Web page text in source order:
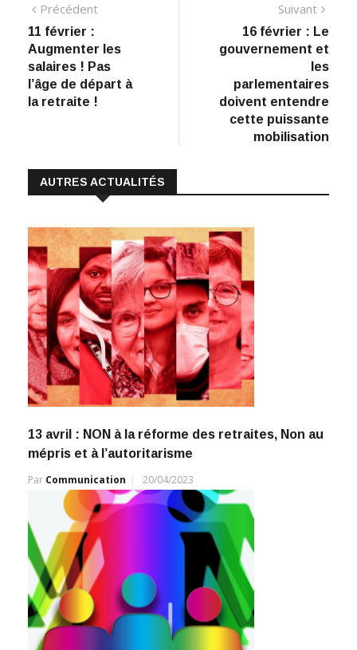
e
b
o
o
e
dI
n
y
n
Navigation
de
l’article
PrécédentArticle
11 février :
Augmenter les
salaires ! Pas
l’âge de départ à
la retraite !
Suivant
16 février : Le
gouvernement et
les
parlementaires
doivent entendre
cette puissante
mobilisation
AUTRES ACTUALITÉS
13 avril : NON à la réforme des retraites, Non au
mépris et à l’autoritarisme
Par Communication 20/04/2023